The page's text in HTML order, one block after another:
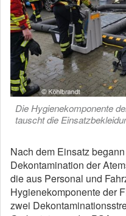
Die Hygienekomponente
tauscht die
Nach dem Einsatz
Dekontamination der
die aus Personal und
Hygienekomponente der
zwei